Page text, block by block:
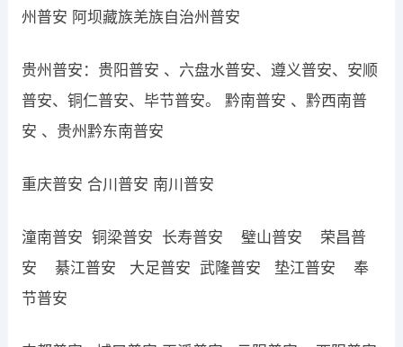
州普安 阿坝藏族羌族自治州普安
贵州普安：贵阳普安 、六盘水普安、遵义普安、安顺
普安、铜仁普安、毕节普安。 黔南普安 、黔西南普
安 、贵州黔东南普安
重庆普安 合川普安 南川普安
潼南普安 铜梁普安 长寿普安 璧山普安 荣昌普
安 綦江普安 大足普安 武隆普安 垫江普安 奉
节普安